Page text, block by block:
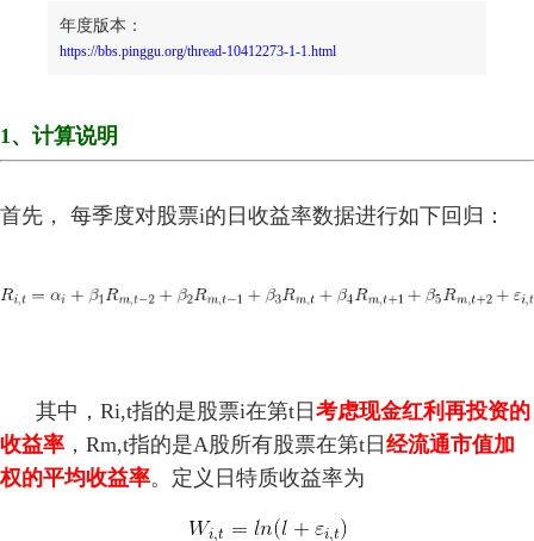
年度版本：
https://bbs.pinggu.org/thread-10412273-1-1.html
1、计算说明
首先， 每季度对股票i的日收益率数据进行如下回归：
其中，Ri,t指的是股票i在第t日考虑现金红利再投资的
收益率 ，Rm,t指的是A股所有股票在第t日经流通市值加
权的平均收益率。定义日特质收益率为